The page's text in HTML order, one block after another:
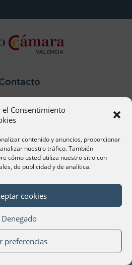
el Consentimiento
contenido y anuncios, proporcionar
nuestro tráfico. También
cómo usted utiliza nuestro sitio con
de publicidad y de analítica.
cookies
Denegado
preferencias
961 366 212
Industria, Servicios y
de València 2020